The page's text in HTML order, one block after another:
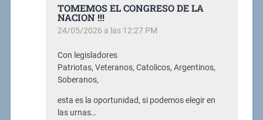
TOMEMOS EL CONGRESO DE LA
NACION !!!
24/05/2026 a las 12:27 PM
Con legisladores
Patriotas, Veteranos, Catolicos, Argentinos,
Soberanos,
esta es la oportunidad, si podemos elegir en
las urnas…